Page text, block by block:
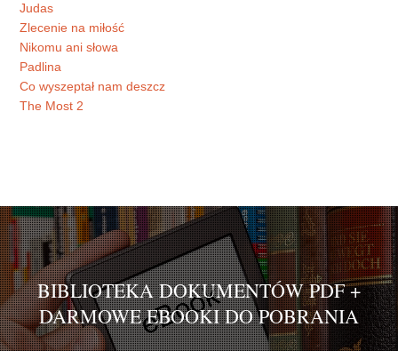
Judas
Zlecenie na miłość
Nikomu ani słowa
Padlina
Co wyszeptał nam deszcz
The Most 2
BIBLIOTEKA DOKUMENTÓW PDF +
DARMOWE EBOOKI DO POBRANIA